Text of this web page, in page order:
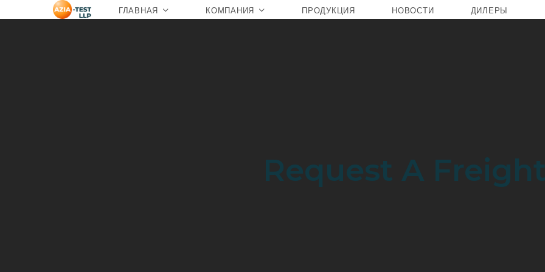
ГЛАВНАЯ КОМПАНИЯ ПРОДУКЦИЯ НОВОСТИ ДИЛЕРЫ
Request A